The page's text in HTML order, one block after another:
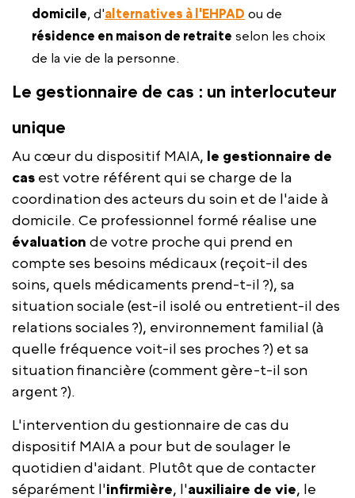
domicile, d'alternatives à l'EHPAD ou de
résidence en maison de retraite selon les choix
de la vie de la personne.
Le gestionnaire de cas : un interlocuteur
unique
Au cœur du dispositif MAIA, le gestionnaire de
cas est votre référent qui se charge de la
coordination des acteurs du soin et de l'aide à
domicile. Ce professionnel formé réalise une
évaluation de votre proche qui prend en
compte ses besoins médicaux (reçoit-il des
soins, quels médicaments prend-t-il ?), sa
situation sociale (est-il isolé ou entretient-il des
relations sociales ?), environnement familial (à
quelle fréquence voit-il ses proches ?) et sa
situation financière (comment gère-t-il son
argent ?).
L'intervention du gestionnaire de cas du
dispositif MAIA a pour but de soulager le
quotidien d'aidant. Plutôt que de contacter
séparément l'infirmière, l'auxiliaire de vie, le